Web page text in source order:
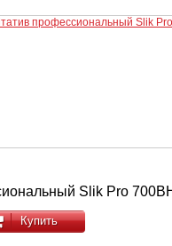
Slik Pro
Купить